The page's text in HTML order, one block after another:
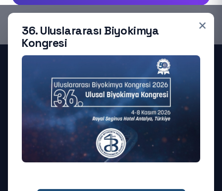
×
36. Uluslararası Biyokimya
Kongresi
1975'ten beri Türkiye'de biyokimya biliminin gelişimine yön
veriyoruz. Akademiyi, endüstriyi ve hekimi buluşturan köprü.